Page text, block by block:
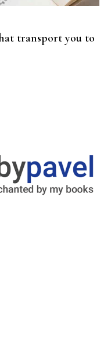
transport you to